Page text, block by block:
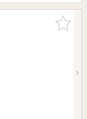
お気に入
りに追加